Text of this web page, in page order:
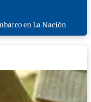
en La Nación